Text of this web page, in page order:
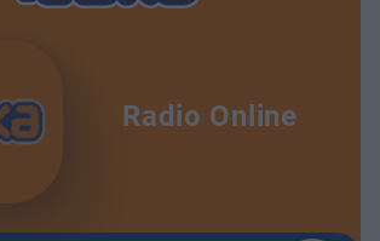
Radio Online